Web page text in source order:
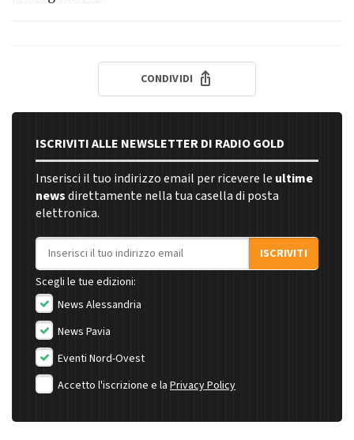
CONDIVIDI
ISCRIVITI ALLE NEWSLETTER DI RADIO GOLD
Inserisci il tuo indirizzo email per ricevere le ultime
newsdirettamente nella tua casella di posta
elettronica.
Indirizzo email
ISCRIVITI
Scegli le tue edizioni:
News Alessandria
News Pavia
Eventi Nord-Ovest
Accetto l'iscrizione e la Privacy Policy